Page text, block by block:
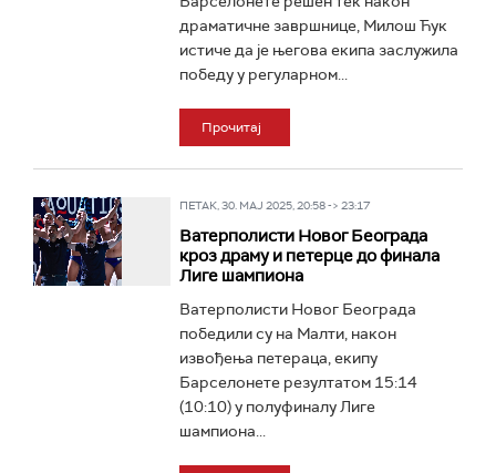
драматичне завршнице, Милош Ћук
истиче да је његова екипа заслужила
победу у регуларном...
Прочитај
ПЕТАК, 30. МАЈ 2025, 20:58 -> 23:17
Ватерполисти Новог Београда
кроз драму и петерце до финала
Лиге шампиона
Ватерполисти Новог Београда
победили су на Малти, након
извођења петераца, екипу
Барселонете резултатом 15:14
(10:10) у полуфиналу Лиге
шампиона...